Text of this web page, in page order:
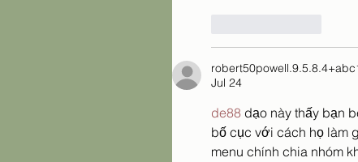
Jul 24
de88 dạo này thấy bạn
bố cục với cách họ làm
menu chính chia nhóm